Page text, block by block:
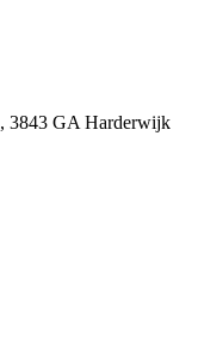
, 3843 GA Harderwijk